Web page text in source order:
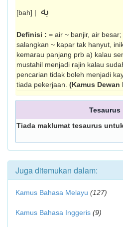
[bah] | به
Definisi : = air ~ banjir, air
salangkan ~ kapar tak hanyut,
kemarau panjang prb a) kalau
mustahil menjadi rajin kalau
pencarian tidak boleh menjadi
tiada pekerjaan. (Kamus Dewan
Tesaurus
Tiada maklumat tesaurus
Juga ditemukan dalam:
Kamus Bahasa Melayu (127)
Kamus Bahasa Inggeris (9)